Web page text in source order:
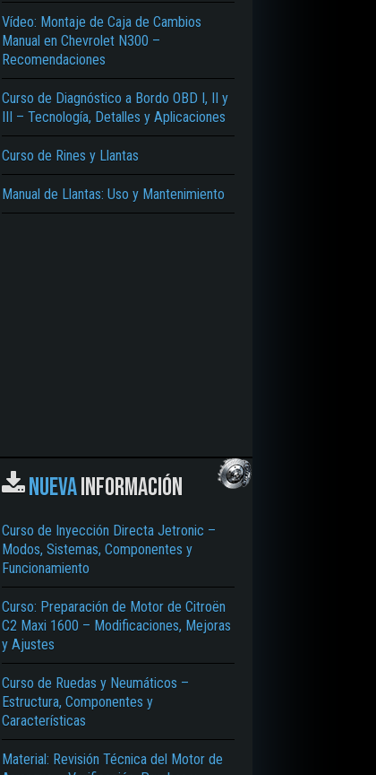
Vídeo: Montaje de Caja de Cambios
Manual en Chevrolet N300 –
Recomendaciones
Curso de Diagnóstico a Bordo OBD I, II y
III – Tecnología, Detalles y Aplicaciones
Curso de Rines y Llantas
Manual de Llantas: Uso y Mantenimiento
NUEVAINFORMACIÓN
Curso de Inyección Directa Jetronic –
Modos, Sistemas, Componentes y
Funcionamiento
Curso: Preparación de Motor de Citroën
C2 Maxi 1600 – Modificaciones, Mejoras
y Ajustes
Curso de Ruedas y Neumáticos –
Estructura, Componentes y
Características
Material: Revisión Técnica del Motor de